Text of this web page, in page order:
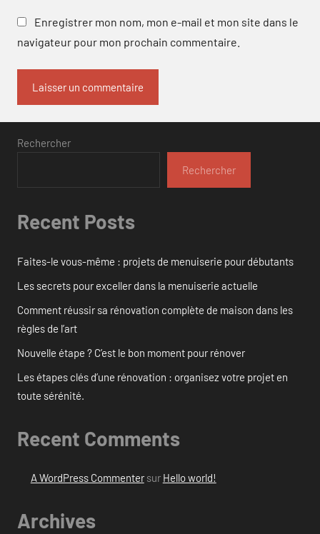
Enregistrer mon nom, mon e-mail et mon site dans le
navigateur pour mon prochain commentaire.
Rechercher
Rechercher
Recent Posts
Faites-le vous-même : projets de menuiserie pour débutants
Les secrets pour exceller dans la menuiserie actuelle
Comment réussir sa rénovation complète de maison dans les
règles de l’art
Nouvelle étape ? C’est le bon moment pour rénover
Les étapes clés d’une rénovation : organisez votre projet en
toute sérénité.
Recent Comments
A WordPress Commentersur Hello world!
Archives